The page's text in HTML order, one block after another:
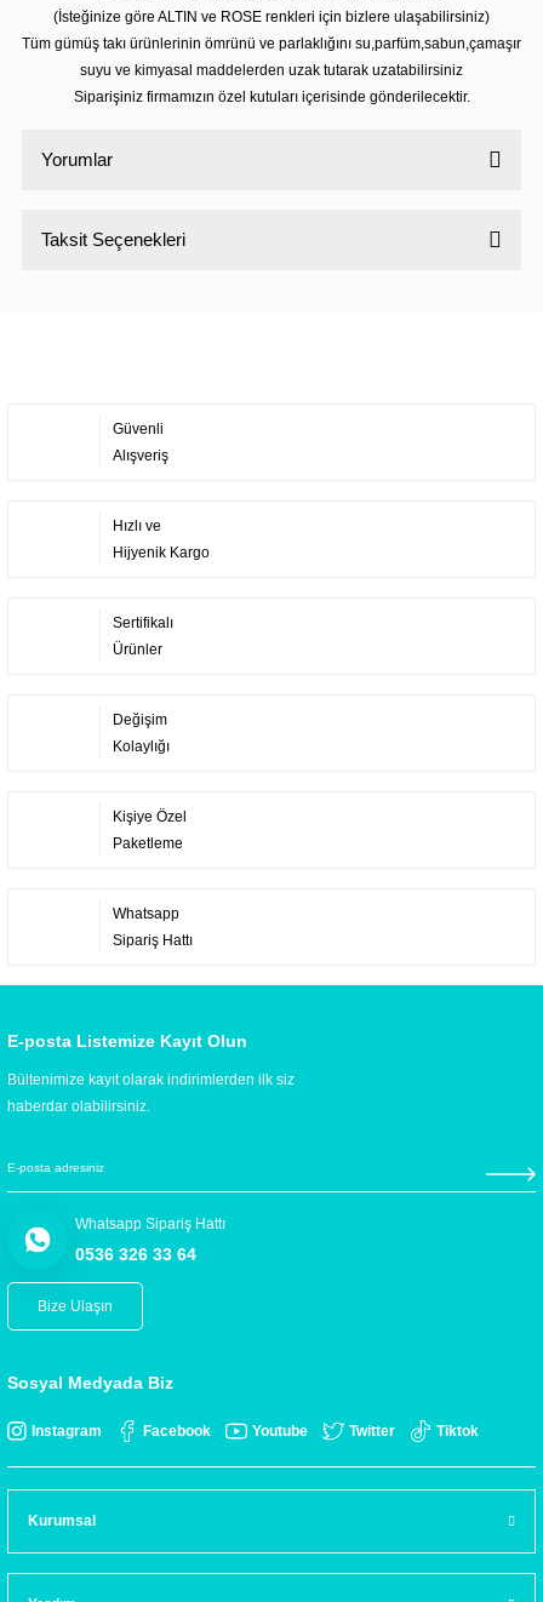
(İsteğinize göre ALTIN ve ROSE renkleri için bizlere ulaşabilirsiniz)
Tüm gümüş takı ürünlerinin ömrünü ve parlaklığını su,parfüm,sabun,çamaşır
suyu ve kimyasal maddelerden uzak tutarak uzatabilirsiniz
Siparişiniz firmamızın özel kutuları içerisinde gönderilecektir.
Yorumlar
Taksit Seçenekleri
Güvenli
Alışveriş
Hızlı ve
Hijyenik Kargo
Sertifikalı
Ürünler
Değişim
Kolaylığı
Kişiye Özel
Paketleme
Whatsapp
Sipariş Hattı
E-posta Listemize Kayıt Olun
Bültenimize kayıt olarak indirimlerden ilk siz
haberdar olabilirsiniz.
Whatsapp Sipariş Hattı
0536 326 33 64
Bize Ulaşın
Sosyal Medyada Biz
Instagram Facebook Youtube Twitter Tiktok
Kurumsal